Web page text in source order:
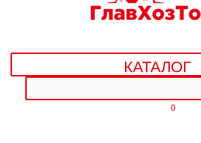
ДАЧА, САД И ОГОРОД
ДЕТСКИЕ ТОВАРЫ
КАТАЛОГ
0